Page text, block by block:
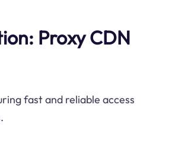
Proxy CDN
fast and reliable access